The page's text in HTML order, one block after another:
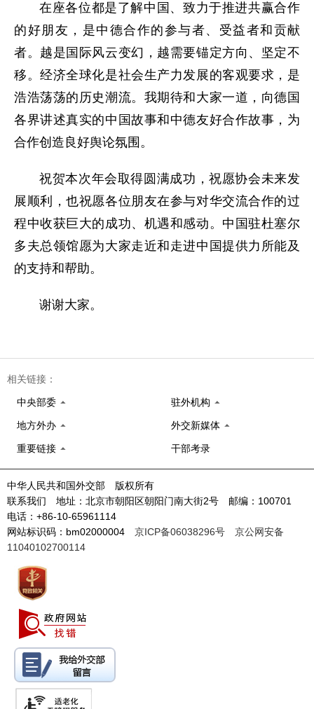
在座各位都是了解中国、致力于推进共赢合作
的好朋友，是中德合作的参与者、受益者和贡献
者。越是国际风云变幻，越需要锚定方向、坚定不
移。经济全球化是社会生产力发展的客观要求，是
浩浩荡荡的历史潮流。我期待和大家一道，向德国
各界讲述真实的中国故事和中德友好合作故事，为
合作创造良好舆论氛围。
祝贺本次年会取得圆满成功，祝愿协会未来发
展顺利，也祝愿各位朋友在参与对华交流合作的过
程中收获巨大的成功、机遇和感动。中国驻杜塞尔
多夫总领馆愿为大家走近和走进中国提供力所能及
的支持和帮助。
谢谢大家。
相关链接：
中央部委 驻外机构
地方外办 外交新媒体
重要链接 干部考录
中华人民共和国外交部 版权所有
联系我们 地址：北京市朝阳区朝阳门南大街2号 邮编：100701
电话：+86-10-65961114
网站标识码：bm02000004 京ICP备06038296号
京公网安备
11040102700114